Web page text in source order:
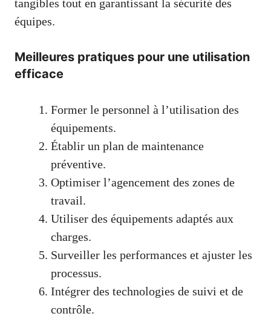
tangibles tout en garantissant la sécurité des
équipes.
Meilleures pratiques pour une utilisation
efficace
Former le personnel à l’utilisation des
équipements.
Établir un plan de maintenance
préventive.
Optimiser l’agencement des zones de
travail.
Utiliser des équipements adaptés aux
charges.
Surveiller les performances et ajuster les
processus.
Intégrer des technologies de suivi et de
contrôle.